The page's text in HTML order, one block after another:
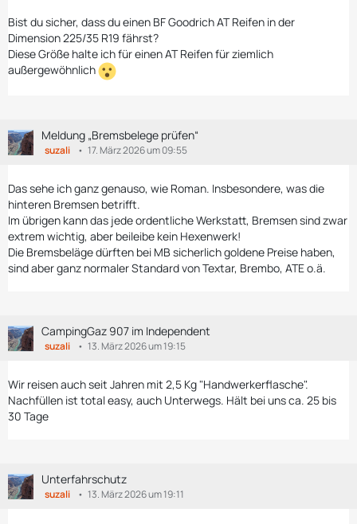
Bist du sicher, dass du einen BF Goodrich AT Reifen in der
Dimension 225/35 R19 fährst?
Diese Größe halte ich für einen AT Reifen für ziemlich
außergewöhnlich
Meldung „Bremsbelege prüfen“
suzali 17. März 2026 um 09:55
Das sehe ich ganz genauso, wie Roman. Insbesondere, was die
hinteren Bremsen betrifft.
Im übrigen kann das jede ordentliche Werkstatt, Bremsen sind zwar
extrem wichtig, aber beileibe kein Hexenwerk!
Die Bremsbeläge dürften bei MB sicherlich goldene Preise haben,
sind aber ganz normaler Standard von Textar, Brembo, ATE o.ä.
CampingGaz 907 im Independent
suzali 13. März 2026 um 19:15
Wir reisen auch seit Jahren mit 2,5 Kg "Handwerkerflasche".
Nachfüllen ist total easy, auch Unterwegs. Hält bei uns ca. 25 bis
30 Tage
Unterfahrschutz
suzali 13. März 2026 um 19:11